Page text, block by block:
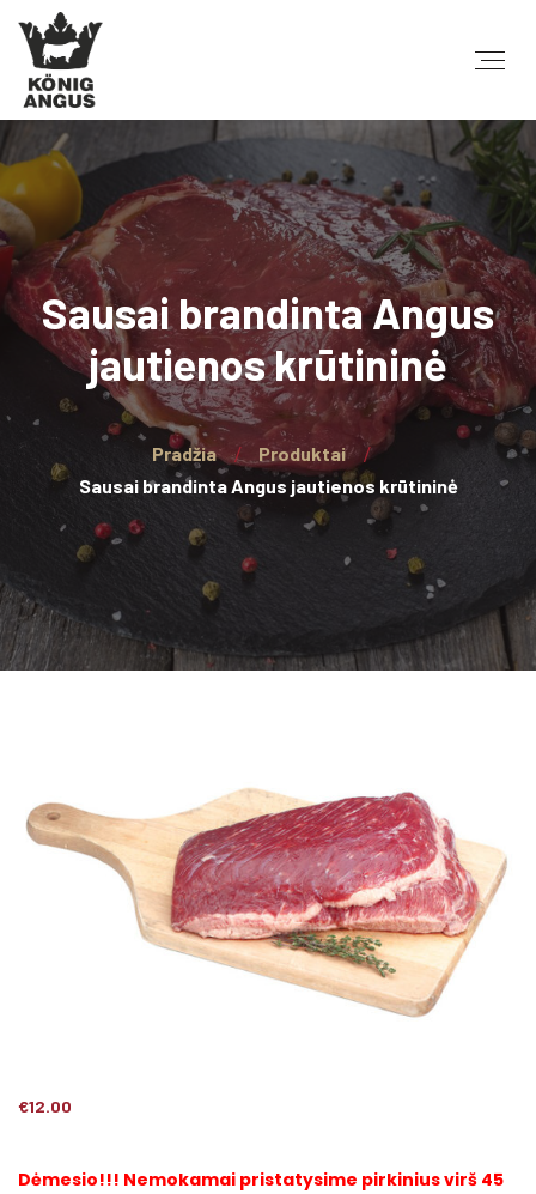
Sausai brandinta Angus
jautienos krūtininė
Pradžia
Produktai
Sausai brandinta Angus jautienos krūtininė
€12.00
Dėmesio!!! Nemokamai pristatysime pirkinius virš 45